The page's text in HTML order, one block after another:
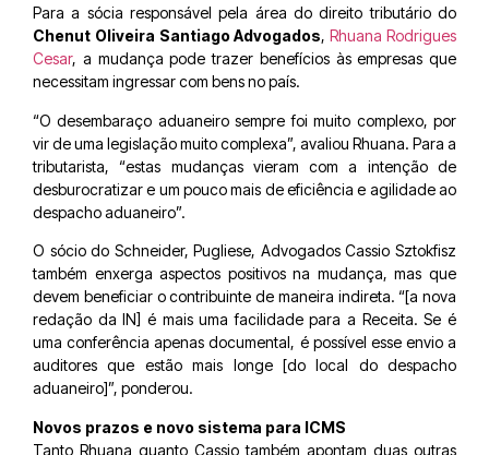
Para a sócia responsável pela área do direito tributário do
Chenut Oliveira Santiago Advogados,Rhuana Rodrigues
Cesar, a mudança pode trazer benefícios às empresas que
necessitam ingressar com bens no país.
“O desembaraço aduaneiro sempre foi muito complexo, por
vir de uma legislação muito complexa”, avaliou Rhuana. Para a
tributarista, “estas mudanças vieram com a intenção de
desburocratizar e um pouco mais de eficiência e agilidade ao
despacho aduaneiro”.
O sócio do Schneider, Pugliese, Advogados Cassio Sztokfisz
também enxerga aspectos positivos na mudança, mas que
devem beneficiar o contribuinte de maneira indireta. “[a nova
redação da IN] é mais uma facilidade para a Receita. Se é
uma conferência apenas documental, é possível esse envio a
auditores que estão mais longe [do local do despacho
aduaneiro]”, ponderou.
Novos prazos e novo sistema para ICMS
Tanto Rhuana quanto Cassio também apontam duas outras